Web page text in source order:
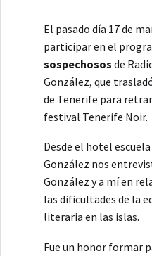
El pasado día 17 de
participar en el
sospechosos de
González, que
de Tenerife para
festival Tenerife Noir.
Desde el hotel
González nos
González y a mí en
las dificultades de la
literaria en las islas.
Fue un honor formar